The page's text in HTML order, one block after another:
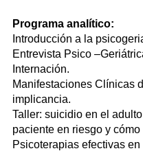
Programa analítico:
Introducción a la
Entrevista Psico
Internación.
Manifestaciones Clínicas
implicancia.
Taller: suicidio en el
paciente en riesgo y cómo
Psicoterapias efectivas